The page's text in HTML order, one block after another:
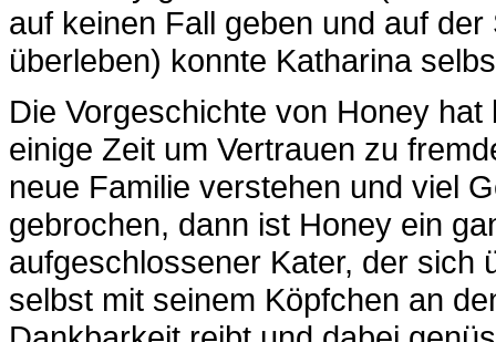
auf keinen Fall geben und auf
überleben) konnte Katharina
Die Vorgeschichte von Honey
einige Zeit um Vertrauen zu
neue Familie verstehen und viel
gebrochen, dann ist Honey ein
aufgeschlossener Kater, der sich
selbst mit seinem Köpfchen an